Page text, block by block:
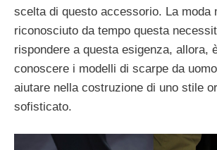
scelta di questo accessorio. La moda
riconosciuto da tempo questa
rispondere a questa esigenza, allora,
conoscere i modelli di scarpe da
aiutare nella costruzione di uno stile
sofisticato.